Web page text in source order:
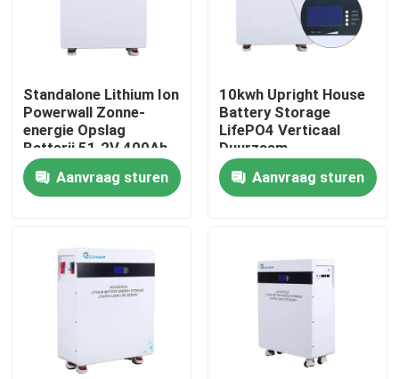
Fabrieksreis
Kwaliteitscontrole
Contacteer ons
Verzoek om een Citaat
Draagbare Power Station-batterij
Standalone Lithium Ion
Powerwall Zonne-
energie Opslag
Batterij 51.2V 400Ah
Aanvraag sturen
10kwh Upright House
Battery Storage
LifePO4 Verticaal
Duurzaam
Aanvraag sturen